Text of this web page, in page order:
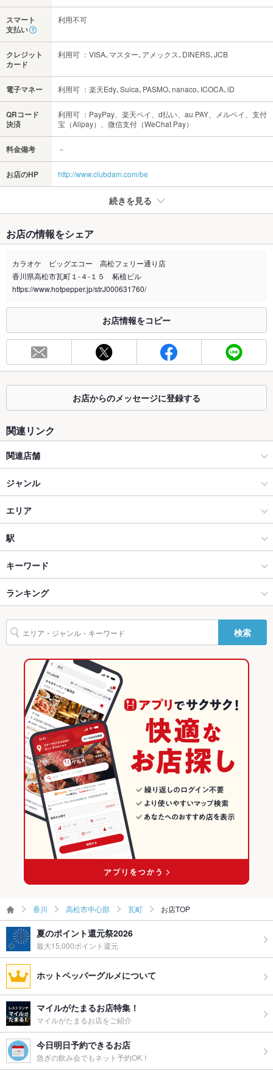
スマート
支払い
利用不可
クレジット
カード
利用可 ：VISA､マスター､アメックス､DINERS､JCB
電子マネー 利用可 ：楽天Edy､Suica､PASMO､nanaco､ICOCA､iD
QRコード
決済
利用可 ：PayPay、楽天ペイ、d払い、au PAY、メルペイ、支付
宝（Alipay）、微信支付（WeChat Pay）
料金備考 －
お店のHP http://www.clubdam.com/be
続きを見る
禁煙・喫煙
全席禁煙
喫煙専用室 あり
合わせください。
お席
31席(※ルーム数)
容人数
個室 なし
座敷
掘りごたつ
カウンター
ソファー
テラス席
貸切
Wi-Fi あり
バリアフリ
なし
駐車場 なし
カラオケ設
あり
その他設備 プロジェクターあり。
その他
飲み放題 あり
食べ放題 なし
カクテル充実
お子様連れOK ：保護者同伴で23時まででございます。
グパーティ
各種パーティーや結婚式の2次会などもお手伝い致します。お気
軽にご相談ください。
備考
お店の情報をシェア
カラオケ ビッグエコー 高松フェリー通り店
香川県高松市瓦町１‐４‐１５ 柘植ビル
https://www.hotpepper.jp/strJ000631760/
お店情報をコピー
お店からのメッセージに登録する
関連リンク
関連店舗
ビッグエコー
ジャンル
カラオケ・パーティ
カラオケ
高松市中心部 × カラオケ・パーティ
高松市中心部 × カラオケ
瓦町駅 × カラオケ・パーティ
瓦町駅 × カラオケ
エリア
瓦町
瓦町 × カラオケ・パーティ
瓦町 × カラオケ
香川
香川 × カラオケ・パーティ
香川 × カラオケ
駅
瓦町駅
キーワード
パスタ ピザ
ランキング
香川のグルメランキング
高松市中心部のグルメランキング
瓦町のグルメランキング
検索
香川 高松市中心部 瓦町 お店TOP
夏のポイント還元祭2026
最大15,000ポイント還元
ホットペッパーグルメについて
マイルがたまるお店特集！
マイルがたまるお店をご紹介
今日明日予約できるお店
急ぎの飲み会でもネット予約OK！